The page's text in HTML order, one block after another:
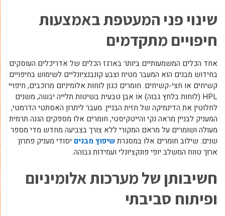
שינוי פני המעטפת באמצעות
חיפויים מתקדמים
אחד הכלים המשמעותיים ביותר בארגז הכלים של אדריכלים העוסקים
בחידוש מבנים הוא המעבר מטיח וצבע קונבנציונליים לשימוש בחיפויים
קשיחים או חצי-קשיחים. חומרים כגון לוחות אלומיניום מרוכבים, חיפויי
HPL (לוחות בלחץ גבוה) או אבן טבעית בשיטות תלייה יבשה, משנים
לחלוטין את הדינמיקה של חזית הבניין. מעבר ליתרון האסתטי הדרמטי,
המעניק לבניין מראה נקי והייטקיסטי, חומרים אלו מספקים הגנה תרמית
מעולה ושומרים על מראם המקורי ללא צורך בצביעה מחדש מדי מספר
שנים. שילוב חומרים אלו במסגרתשיפוץ מבנים יסודי מעניק פתרון
ארוך טווח המשלב יופי פונקציונלי ועמידות גבוהה.
חשיבותן של מערכות אלומיניום
ופיתוח סביבתי